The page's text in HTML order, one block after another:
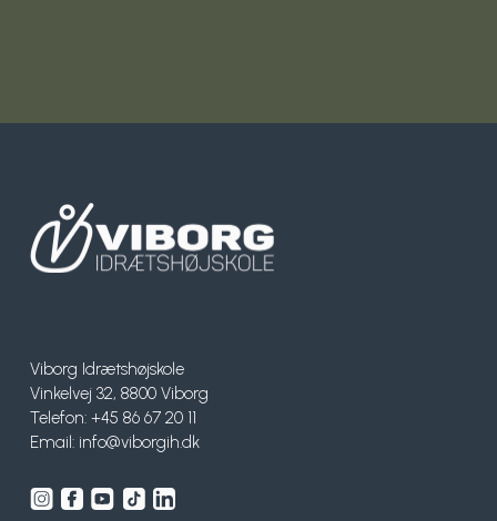
Viborg Idrætshøjskole
Vinkelvej 32, 8800 Viborg
Telefon: +45 86 67 20 11
Email: info@viborgih.dk